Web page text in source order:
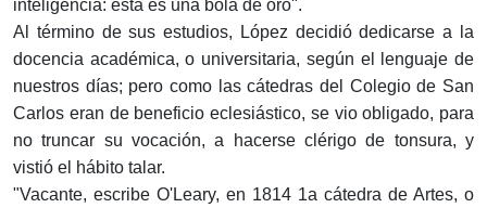
inteligencia: esta es una bola de oro".
Al término de sus estudios, López decidió dedicarse a la
docencia académica, o universitaria, según el lenguaje de
nuestros días; pero como las cátedras del Colegio de San
Carlos eran de beneficio eclesiástico, se vio obligado, para
no truncar su vocación, a hacerse clérigo de tonsura, y
vistió el hábito talar.
"Vacante, escribe O'Leary, en 1814 1a cátedra de Artes, o